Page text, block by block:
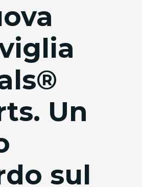
Un
sul